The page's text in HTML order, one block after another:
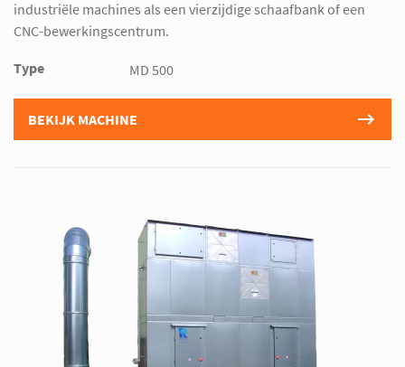
industriële machines als een vierzijdige schaafbank of een
CNC-bewerkingscentrum.
Type MD 500
BEKIJK MACHINE